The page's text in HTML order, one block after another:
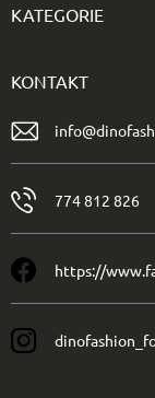
KATEGORIE
KONTAKT
info@
774 812 826
https://